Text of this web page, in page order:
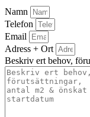
Namn
Telefon
Email
Adress + Ort
Beskriv ert behov,